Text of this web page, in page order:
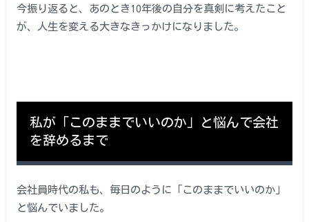
今振り返ると、あのとき10年後の自分を真剣に考えたこと
が、人生を変える大きなきっかけになりました。
私が「このままでいいのか」と悩んで会社
を辞めるまで
会社員時代の私も、毎日のように「このままでいいのか」
と悩んでいました。